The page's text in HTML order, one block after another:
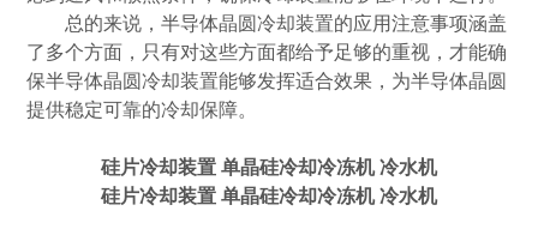
总的来说，半导体晶圆冷却装置的应用注意事项涵盖
了多个方面，只有对这些方面都给予足够的重视，才能确
保半导体晶圆冷却装置能够发挥适合效果，为半导体晶圆
提供稳定可靠的冷却保障。
硅片冷却装置 单晶硅冷却冷冻机 冷水机
硅片冷却装置 单晶硅冷却冷冻机 冷水机